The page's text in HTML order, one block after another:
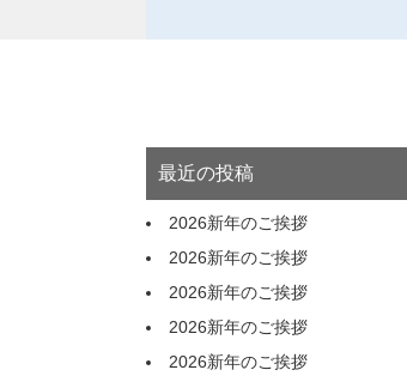
最近の投稿
2026新年のご挨拶
2026新年のご挨拶
2026新年のご挨拶
2026新年のご挨拶
2026新年のご挨拶